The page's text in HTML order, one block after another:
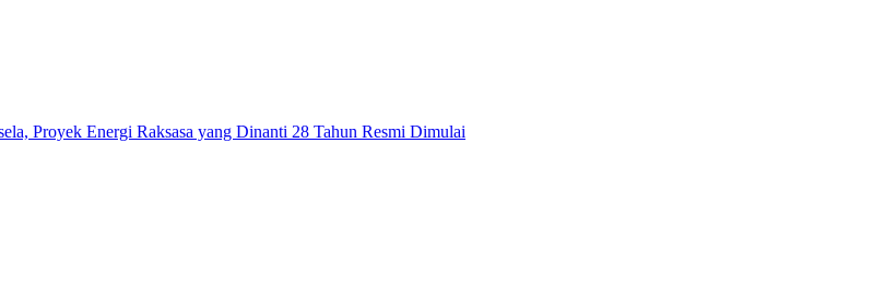
Proyek Energi Raksasa yang Dinanti 28 Tahun Resmi Dimulai